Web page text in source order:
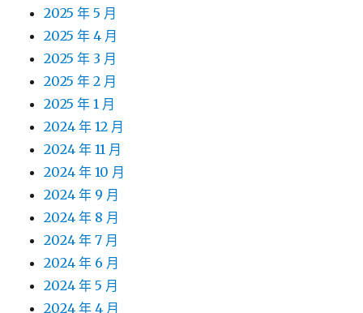
2025 年 5 月
2025 年 4 月
2025 年 3 月
2025 年 2 月
2025 年 1 月
2024 年 12 月
2024 年 11 月
2024 年 10 月
2024 年 9 月
2024 年 8 月
2024 年 7 月
2024 年 6 月
2024 年 5 月
2024 年 4 月